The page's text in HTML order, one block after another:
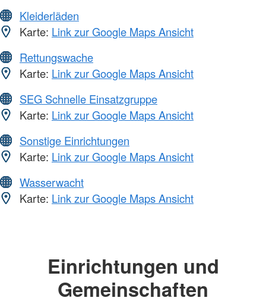
Kleiderläden
Karte: Link zur Google Maps Ansicht
Rettungswache
Karte: Link zur Google Maps Ansicht
SEG Schnelle Einsatzgruppe
Karte: Link zur Google Maps Ansicht
Sonstige Einrichtungen
Karte: Link zur Google Maps Ansicht
Wasserwacht
Karte: Link zur Google Maps Ansicht
Einrichtungen und
Gemeinschaften